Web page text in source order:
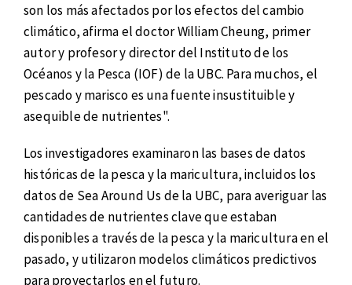
son los más afectados por los efectos del cambio
climático, afirma el doctor William Cheung, primer
autor y profesor y director del Instituto de los
Océanos y la Pesca (IOF) de la UBC. Para muchos, el
pescado y marisco es una fuente insustituible y
asequible de nutrientes".
Los investigadores examinaron las bases de datos
históricas de la pesca y la maricultura, incluidos los
datos de Sea Around Us de la UBC, para averiguar las
cantidades de nutrientes clave que estaban
disponibles a través de la pesca y la maricultura en el
pasado, y utilizaron modelos climáticos predictivos
para proyectarlos en el futuro.